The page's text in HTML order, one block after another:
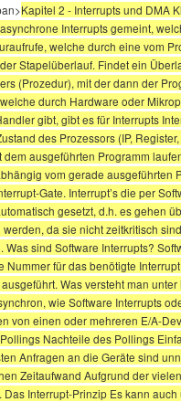
Kapitel 2 - Interrupts und DMA
Interrupts gemeint,
welche durch eine vom
Stapelüberlauf. Findet ein
(Prozedur), mit der dann der
durch Hardware oder
gibt, gibt es für Interrupts
des Prozessors (IP,
dem ausgeführten Programm
vom gerade ausgeführten
Gate. Interrupt’s die per
gesetzt, d.h. es gehen
da sie nicht zeitkritisch
Was sind Software Interrupts?
für das benötigte
Was versteht man
wie Software Interrupts
von einen oder mehreren E/A-
Nachteile des Pollings
Anfragen an die Geräte sind
Zeitaufwand Aufgrund der
Interrupt-Prinzip Es kann